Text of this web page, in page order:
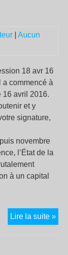
Aucun
18 avr 16
a commencé à
16 avril 2016.
et y
signature,
novembre
l’État de la
à un capital
Lire la suite »
«